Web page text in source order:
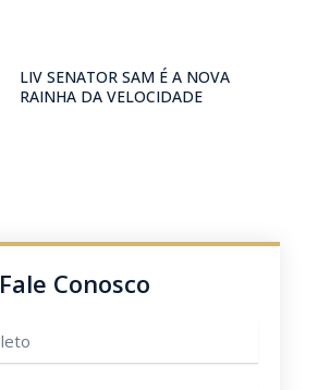
LIV SENATOR SAM É A NOVA
RAINHA DA VELOCIDADE
Fale Conosco